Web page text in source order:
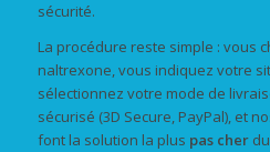
sécurité.
La procédure reste simple : vous
naltrexone, vous indiquez votre
sélectionnez votre mode de
sécurisé (3D Secure, PayPal), et
font la solution la plus pas cherdu